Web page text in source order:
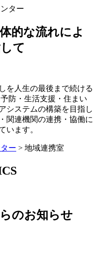
的な流れによ
て
を人生の最後まで続ける
防・生活支援・住まい
システムの構築を目指し
関連機関の連携・協働に
います。
ー > 地域連携室
のお知らせ